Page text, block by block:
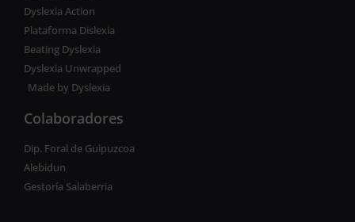
Dyslexia Action
Plataforma Dislexia
Beating Dyslexia
Dyslexia Unwrapped
Made by Dyslexia
Colaboradores
Dip. Foral de Guipuzcoa
Alebidun
Gestoría Salaberria